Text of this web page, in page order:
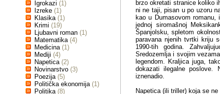
Igrokazi (1)
Izreke (1)
Klasika (1)
Krimi (19)
Ljubavni roman (1)
Matematika (4)
Medicina (1)
Mediji (4)
Napetica (2)
Novinarstvo (3)
Poezija (5)
Politička ekonomija (1)
Politika (8)
brzo okretati stranice koliko
ni ne taji, pisan u po uzoru
kao u Dumasovom
jednoj siromašnoj
Španjolsku, spletom
paravana njenih tvrtki kriju
1990-tih godina.
Sredozemlja i svojim
legendom. Kraljica juga,
dokazati ilegalne poslove.
iznenadio.
Napetica (ili triller) koja se